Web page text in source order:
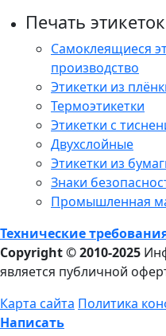
Печать этикеток
Самоклеящиеся
производство
Этикетки из
Термоэтикетки
Этикетки с
Двухслойные
Этикетки из
Знаки
Промышленная
Технические
Copyright © 2010-2025
является публичной
Карта сайта Политика
Написать